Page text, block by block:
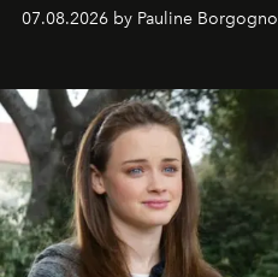
07.08.2026 by Pauline Borgogno